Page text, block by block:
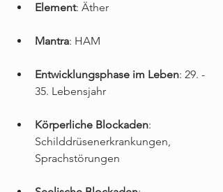
Element: Äther
Mantra: HAM
Entwicklungsphase im Leben: 29. -
35. Lebensjahr
Körperliche Blockaden:
Schilddrüsenerkrankungen,
Sprachstörungen